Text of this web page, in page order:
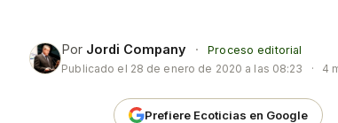
Por Jordi Company ·
Proceso editorial
Publicado el 28 de enero de 2020 a las 08:23 · 4
Prefiere Ecoticias en Google